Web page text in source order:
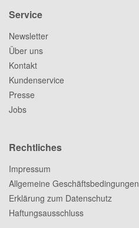
Service
Newsletter
Über uns
Kontakt
Kundenservice
Presse
Jobs
Rechtliches
Impressum
Allgemeine Geschäftsbedingungen
Erklärung zum Datenschutz
Haftungsausschluss